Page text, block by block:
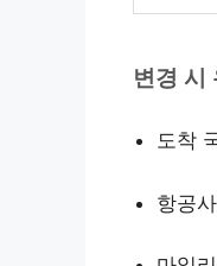
변경 시
도착
항공